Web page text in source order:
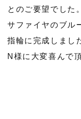
とのご要望でした。
サファイヤのブル
指輪に完成しまし
N様に大変喜んで